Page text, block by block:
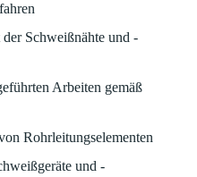
Schweißnähte und -
Arbeiten gemäß
Rohrleitungselementen
und -